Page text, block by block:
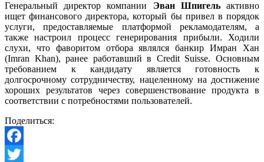
Генеральный директор компании Эван Шпигельактивно
ищет финансового директора, который бы привел в порядок
услуги, предоставляемые платформой рекламодателям, а
также настроил процесс генерирования прибыли. Ходили
слухи, что фаворитом отбора являлся банкир Имран Хан
(Imran Khan), ранее работавший в Credit Suisse. Основным
требованием к кандидату является готовность к
долгосрочному сотрудничеству, нацеленному на достижение
хороших результатов через совершенствование продукта в
соответствии с потребностями пользователей.
Поделиться:
Facebook